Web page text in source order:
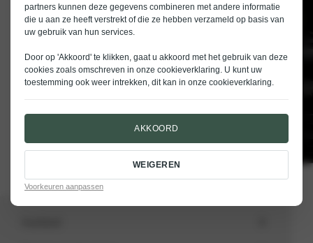
partners kunnen deze gegevens combineren met andere informatie
die u aan ze heeft verstrekt of die ze hebben verzameld op basis van
uw gebruik van hun services.
Door op 'Akkoord' te klikken, gaat u akkoord met het gebruik van deze
cookies zoals omschreven in onze cookieverklaring. U kunt uw
toestemming ook weer intrekken, dit kan in onze cookieverklaring.
AKKOORD
WEIGEREN
Voorkeuren aanpassen
E-mailadres
VERSTUREN